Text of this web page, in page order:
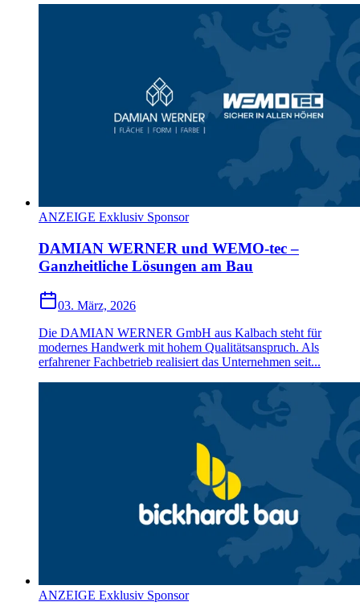
ANZEIGE Exklusiv Sponsor
DAMIAN WERNER und WEMO-tec –
Ganzheitliche Lösungen am Bau
03. März, 2026
Die DAMIAN WERNER GmbH aus Kalbach steht für
modernes Handwerk mit hohem Qualitätsanspruch. Als
erfahrener Fachbetrieb realisiert das Unternehmen seit...
ANZEIGE Exklusiv Sponsor